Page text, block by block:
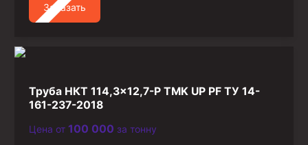
Заказать
Труба НКТ 114,3×12,7-Р TMK UP PF ТУ 14-
161-237-2018
Цена от 100 000 за тонну